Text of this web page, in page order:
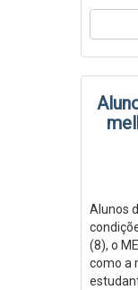
Alunos
(8), o
como a